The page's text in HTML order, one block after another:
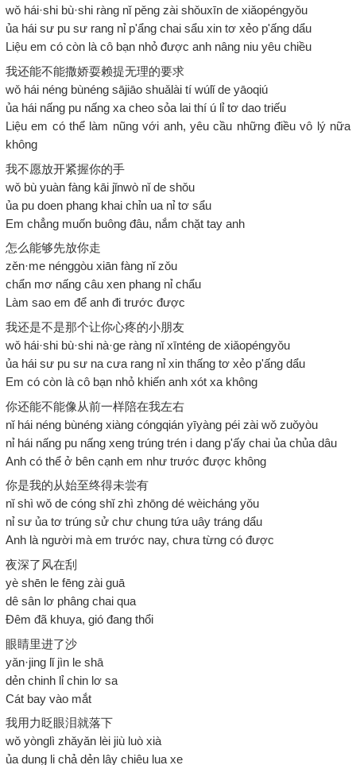
wǒ hái·shi bù·shi ràng nǐ pěng zài shǒuxīn de xiǎopéngyǒu
ủa hái sư pu sư rang nỉ p'ẩng chai sẩu xin tơ xẻo p'ấng dẩu
Liệu em có còn là cô bạn nhỏ được anh nâng niu yêu chiều
我还能不能撒娇耍赖提无理的要求
wǒ hái néng bùnéng sājiāo shuǎlài tí wúlǐ de yāoqiú
ủa hái nấng pu nấng xa cheo sỏa lai thí ú lỉ tơ dao triếu
Liệu em có thể làm nũng với anh, yêu cầu những điều vô lý nữa
không
我不愿放开紧握你的手
wǒ bù yuàn fàng kāi jǐnwò nǐ de shǒu
ủa pu doen phang khai chỉn ua nỉ tơ sẩu
Em chẳng muốn buông đâu, nắm chặt tay anh
怎么能够先放你走
zěn·me nénggòu xiān fàng nǐ zǒu
chẩn mơ nấng câu xen phang nỉ chẩu
Làm sao em để anh đi trước được
我还是不是那个让你心疼的小朋友
wǒ hái·shi bù·shi nà·ge ràng nǐ xīnténg de xiǎopéngyǒu
ủa hái sư pu sư na cưa rang nỉ xin thấng tơ xẻo p'ấng dẩu
Em có còn là cô bạn nhỏ khiến anh xót xa không
你还能不能像从前一样陪在我左右
nǐ hái néng bùnéng xiàng cóngqián yīyàng péi zài wǒ zuǒyòu
nỉ hái nấng pu nấng xeng trúng trén i dang p'ấy chai ủa chủa dâu
Anh có thể ở bên cạnh em như trước được không
你是我的从始至终得未尝有
nǐ shì wǒ de cóng shǐ zhì zhōng dé wèicháng yǒu
nỉ sư ủa tơ trúng sử chư chung tứa uây tráng dẩu
Anh là người mà em trước nay, chưa từng có được
夜深了风在刮
yè shēn le fēng zài guā
dê sân lơ phâng chai qua
Đêm đã khuya, gió đang thổi
眼睛里进了沙
yǎn·jing lǐ jìn le shā
dẻn chinh lỉ chin lơ sa
Cát bay vào mắt
我用力眨眼泪就落下
wǒ yònglì zhǎyǎn lèi jiù luò xià
ủa dung li chả dẻn lây chiêu lua xe